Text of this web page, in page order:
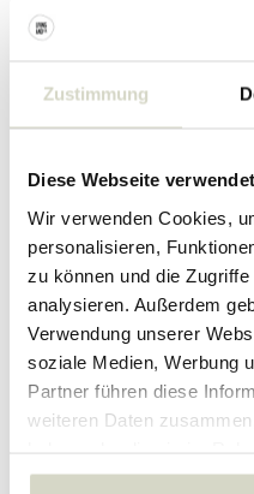
Zustimmung
Diese Webseite
Wir verwenden Cookies,
personalisieren,
zu können und die
analysieren. Außerdem
Verwendung unserer
soziale Medien, Werbung
Partner führen diese
weiteren Daten
gesammelt haben.
hat einen Durchmesser von
Stück. Geeignet für
Größe: Durchmesser 15 cm
Material: Steingut
Der Artikel ist handgefertigt
zu Unterschieden pro Artikel
Artikelnummer
SKU